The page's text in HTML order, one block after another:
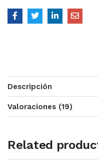
Descripción
Valoraciones (19)
Related